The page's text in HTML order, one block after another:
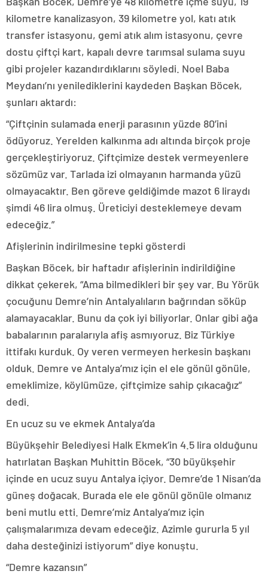
kilometre kanalizasyon, 39 kilometre yol, katı atık
transfer istasyonu, gemi atık alım istasyonu, çevre
dostu çiftçi kart, kapalı devre tarımsal sulama suyu
gibi projeler kazandırdıklarını söyledi. Noel Baba
Meydanı’nı yenilediklerini kaydeden Başkan Böcek,
şunları aktardı:
“Çiftçinin sulamada enerji parasının yüzde 80’ini
ödüyoruz. Yerelden kalkınma adı altında birçok proje
gerçekleştiriyoruz. Çiftçimize destek vermeyenlere
sözümüz var. Tarlada izi olmayanın harmanda yüzü
olmayacaktır. Ben göreve geldiğimde mazot 6 liraydı
şimdi 46 lira olmuş. Üreticiyi desteklemeye devam
edeceğiz.”
Afişlerinin indirilmesine tepki gösterdi
Başkan Böcek, bir haftadır afişlerinin indirildiğine
dikkat çekerek, “Ama bilmedikleri bir şey var. Bu Yörük
çocuğunu Demre’nin Antalyalıların bağrından söküp
alamayacaklar. Bunu da çok iyi biliyorlar. Onlar gibi ağa
babalarının paralarıyla afiş asmıyoruz. Biz Türkiye
ittifakı kurduk. Oy veren vermeyen herkesin başkanı
olduk. Demre ve Antalya’mız için el ele gönül gönüle,
emeklimize, köylümüze, çiftçimize sahip çıkacağız”
dedi.
En ucuz su ve ekmek Antalya’da
Büyükşehir Belediyesi Halk Ekmek’in 4.5 lira olduğunu
hatırlatan Başkan Muhittin Böcek, “30 büyükşehir
içinde en ucuz suyu Antalya içiyor. Demre’de 1 Nisan’da
güneş doğacak. Burada ele ele gönül gönüle olmanız
beni mutlu etti. Demre’miz Antalya’mız için
çalışmalarımıza devam edeceğiz. Azimle gururla 5 yıl
daha desteğinizi istiyorum” diye konuştu.
“Demre kazansın”